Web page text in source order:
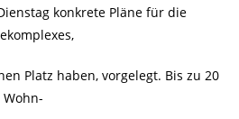
konkrete Pläne für die
Platz haben, vorgelegt. Bis zu 20